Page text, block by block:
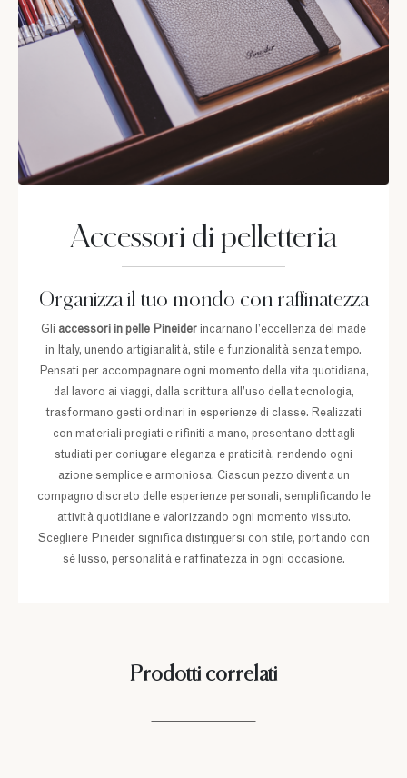
Accessori di pelletteria
Organizza il tuo mondo con raffinatezza
Gli accessori in pelle Pineider incarnano l’eccellenza del made
in Italy, unendo artigianalità, stile e funzionalità senza tempo.
Pensati per accompagnare ogni momento della vita quotidiana,
dal lavoro ai viaggi, dalla scrittura all’uso della tecnologia,
trasformano gesti ordinari in esperienze di classe. Realizzati
con materiali pregiati e rifiniti a mano, presentano dettagli
studiati per coniugare eleganza e praticità, rendendo ogni
azione semplice e armoniosa. Ciascun pezzo diventa un
compagno discreto delle esperienze personali, semplificando le
attività quotidiane e valorizzando ogni momento vissuto.
Scegliere Pineider significa distinguersi con stile, portando con
sé lusso, personalità e raffinatezza in ogni occasione.
Prodotti correlati